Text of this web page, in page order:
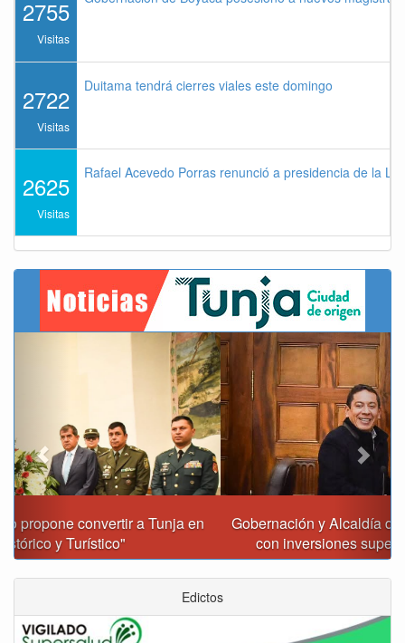
2755
Visitas
2722
Visitas
Duitama tendrá cierres viales este domingo
2625
Visitas
Rafael Acevedo Porras renunció a presidencia de la
Gobernación y Alcaldía de Tunja revisan 120 proyectos
con inversiones superiores a $385.000 millones
Next
Edictos